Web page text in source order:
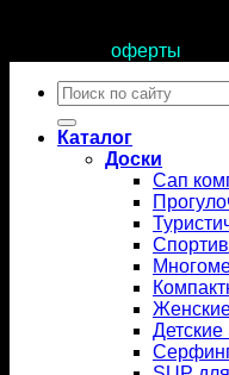
оферты
Искать:
Каталог
Доски
Сап
Детские